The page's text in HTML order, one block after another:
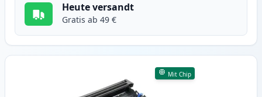
Heute versandt
Gratis ab 49 €
Mit Chip